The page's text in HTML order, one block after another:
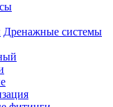
Дренажные системы